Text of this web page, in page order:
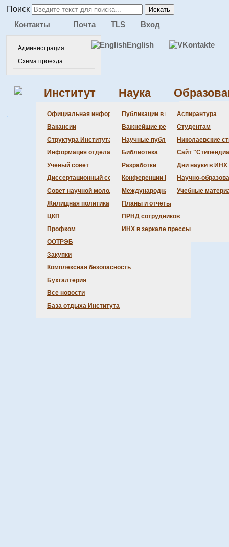
Поиск Искать
Контакты
Администрация
Схема проезда
Почта TLS Вход
English
Институт
Официальная информация
Бланки
История
Локальные
Вакансии
Структура Института
Информация отдела кадров
Ученый совет
Состав
Повестка
Информация
Диссертационный совет
Состав
Даты защит
Шифры
Совет научной молодежи
Состав СНМ
Жилищная политика
ЦКП
Профком
ООТРЭБ
Закупки
Комплексная безопасность
Бухгалтерия
Все новости
Новости
Награды
База отдыха Института
Наука
Публикации в ведущих журналах
Важнейшие результаты
Научные публикации сотрудников
Библиотека
Разработки
Конференции Института
Международная деятельность
Планы и отчеты
ПРНД сотрудников
ИНХ в зеркале прессы
Аспирантура
Студентам
Николаевские
Сайт
Дни науки в
Научно-
Учебные
.